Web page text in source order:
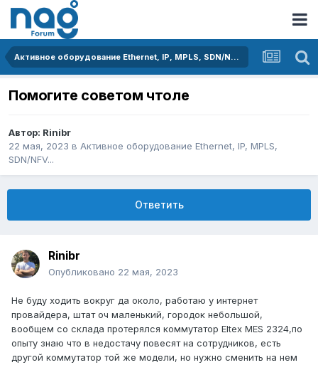
Активное оборудование Ethernet, IP, MPLS, SDN/NFV...
Помогите советом чтоле
Автор: Rinibr
22 мая, 2023 в Активное оборудование Ethernet, IP, MPLS,
SDN/NFV...
Ответить
Rinibr
Опубликовано 22 мая, 2023
Не буду ходить вокруг да около, работаю у интернет
провайдера, штат оч маленький, городок небольшой,
вообщем со склада протерялся коммутатор Eltex MES 2324,по
опыту знаю что в недостачу повесят на сотрудников, есть
другой коммутатор той же модели, но нужно сменить на нем